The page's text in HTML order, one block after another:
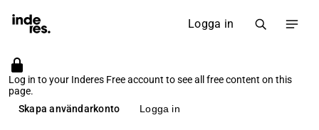
Logga in
Log in to your Inderes Free account to see all free content on this
page.
Skapa användarkonto
Logga in